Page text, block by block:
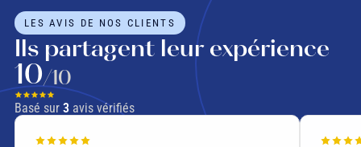
LES AVIS DE NOS CLIENTS
Ils partagent leur expérience
10/10
Basé sur 3avis vérifiés